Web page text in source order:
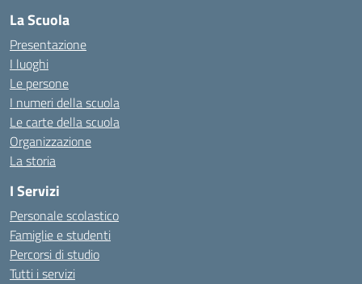
La Scuola
Presentazione
I luoghi
Le persone
I numeri della scuola
Le carte della scuola
Organizzazione
La storia
I Servizi
Personale scolastico
Famiglie e studenti
Percorsi di studio
Tutti i servizi